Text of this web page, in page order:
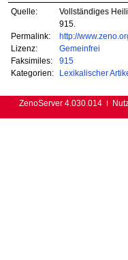
Quelle:
Vollständiges
915.
Permalink:
http://
Lizenz:
Gemeinfrei
Faksimiles:
915
Kategorien:
Lexikalischer
ZenoServer 4.030.014